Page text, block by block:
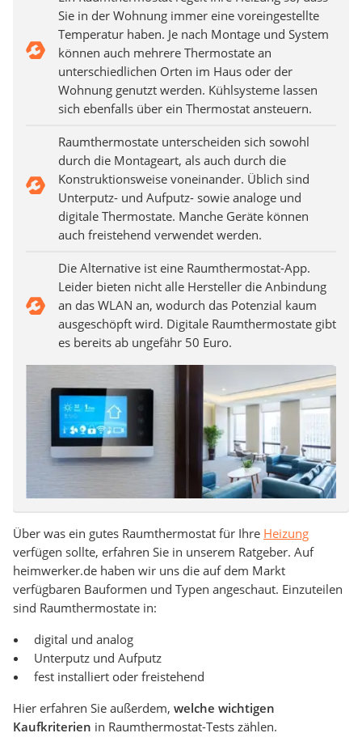
Sie in der Wohnung immer eine voreingestellte
Temperatur haben. Je nach Montage und System
können auch mehrere Thermostate an
unterschiedlichen Orten im Haus oder der
Wohnung genutzt werden. Kühlsysteme lassen
sich ebenfalls über ein Thermostat ansteuern.
Raumthermostate unterscheiden sich sowohl
durch die Montageart, als auch durch die
Konstruktionsweise voneinander. Üblich sind
Unterputz- und Aufputz- sowie analoge und
digitale Thermostate. Manche Geräte können
auch freistehend verwendet werden.
Die Alternative ist eine Raumthermostat-App.
Leider bieten nicht alle Hersteller die Anbindung
an das WLAN an, wodurch das Potenzial kaum
ausgeschöpft wird. Digitale Raumthermostate gibt
es bereits ab ungefähr 50 Euro.
Über was ein gutes Raumthermostat für Ihre Heizung
verfügen sollte, erfahren Sie in unserem Ratgeber. Auf
heimwerker.de haben wir uns die auf dem Markt
verfügbaren Bauformen und Typen angeschaut. Einzuteilen
sind Raumthermostate in:
digital und analog
Unterputz und Aufputz
fest installiert oder freistehend
Hier erfahren Sie außerdem, welche wichtigen
Kaufkriterien in Raumthermostat-Tests zählen.